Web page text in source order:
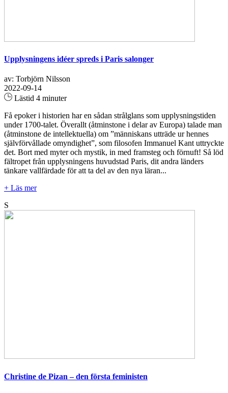
Upplysningens idéer spreds i Paris salonger
av: Torbjörn Nilsson
2022-09-14
Lästid 4 minuter
Få epoker i historien har en sådan strålglans som upplysningstiden
under 1700-talet. Överallt (åtminstone i delar av Europa) talade man
(åtminstone de intellektuella) om ”människans utträde ur hennes
självförvållade omyndighet”, som filosofen Immanuel Kant uttryckte
det. Bort med myter och mystik, in med framsteg och förnuft! Så löd
fältropet från upplysningens huvudstad Paris, dit andra länders
tänkare vallfärdade för att ta del av den nya läran...
+ Läs mer
S
Christine de Pizan – den första feministen